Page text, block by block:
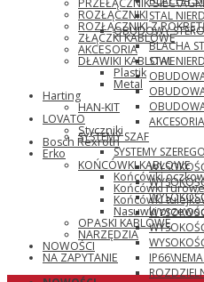
STAL
OBUDOWY
BLACHA
STAL
AKCESORIA
SYSTEMY SZAF
SYSTEMY
PRZEŁĄCZNIK
ROZŁĄCZNIKI
ROZŁĄCZNIKI Z
ZŁĄCZKI KABLOWE
AKCESORIA
DŁAWIKI KABLOWE
Plastik
Metal
Harting
HAN-KIT
LOVATO
Styczniki
Bosch Rexroth
Erko
KOŃCÓWKI KABLOWE
Końcówki
Końcówki rurowe
Końcówki
Nasuwki
OPASKI KABLOWE
NARZĘDZIA
NOWOŚCI
NA ZAPYTANIE